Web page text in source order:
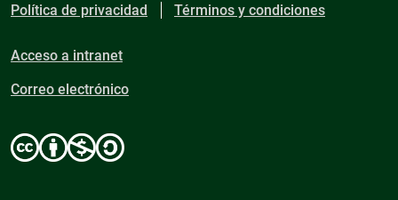
Política de privacidad Términos y condiciones
Acceso a intranet
Correo electrónico